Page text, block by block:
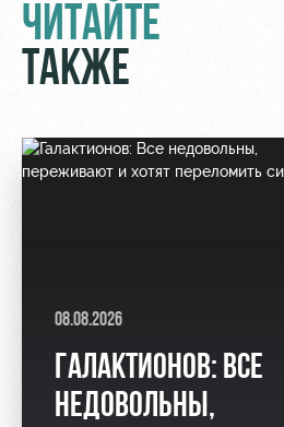
ЧИТАЙТЕ
ТАКЖЕ
08.08.2026
ГАЛАКТИОНОВ: ВСЕ
НЕДОВОЛЬНЫ,